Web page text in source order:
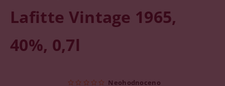
Lafitte Vintage 1965,
40%, 0,7l
Neohodnoceno